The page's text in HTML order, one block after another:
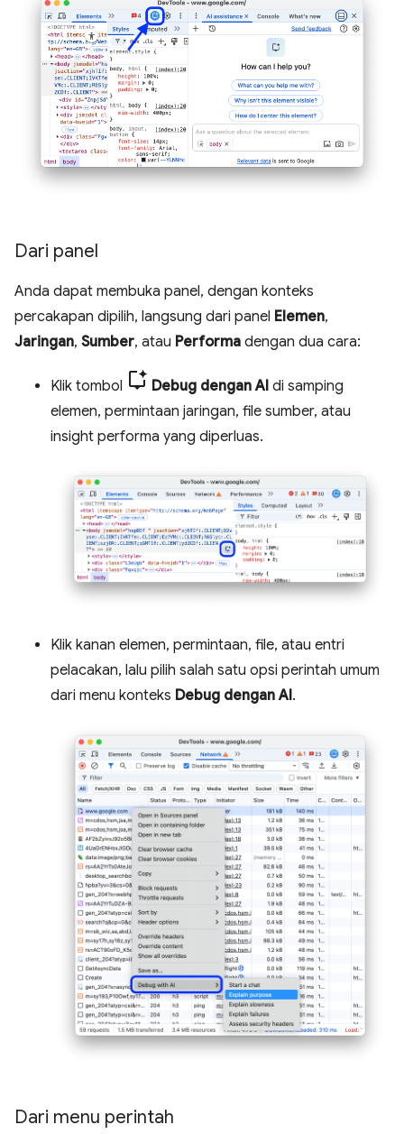
Dari panel
Anda dapat membuka panel, dengan konteks
percakapan dipilih, langsung dari panel Elemen,
Jaringan, Sumber, atau Performa dengan dua cara:
Klik tombol Debug dengan AI di samping
elemen, permintaan jaringan, file sumber, atau
insight performa yang diperluas.
Klik kanan elemen, permintaan, file, atau entri
pelacakan, lalu pilih salah satu opsi perintah umum
dari menu konteks Debug dengan AI.
Dari menu perintah